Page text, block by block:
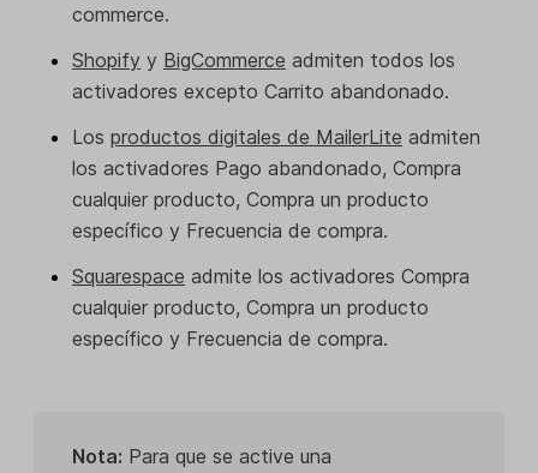
commerce.
Shopify y BigCommerce admiten todos los
activadores excepto Carrito abandonado.
Los productos digitales de MailerLite admiten
los activadores Pago abandonado, Compra
cualquier producto, Compra un producto
específico y Frecuencia de compra.
Squarespace admite los activadores Compra
cualquier producto, Compra un producto
específico y Frecuencia de compra.
Nota: Para que se active una